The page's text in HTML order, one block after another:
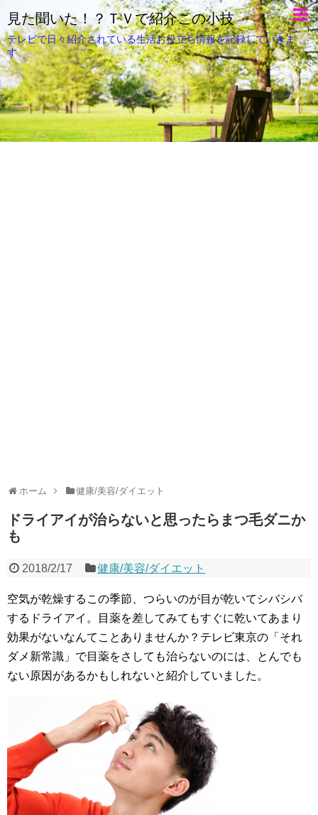
見た聞いた！？ＴＶで紹介この小技
テレビで日々紹介されている生活お役立ち情報を記録していきま
す
ホーム 健康/美容/ダイエット
ドライアイが治らないと思ったらまつ毛ダニか
も
2018/2/17 健康/美容/ダイエット
空気が乾燥するこの季節、つらいのが目が乾いてシバシバ
するドライアイ。目薬を差してみてもすぐに乾いてあまり
効果がないなんてことありませんか？テレビ東京の「それ
ダメ新常識」で目薬をさしても治らないのには、とんでも
ない原因があるかもしれないと紹介していました。